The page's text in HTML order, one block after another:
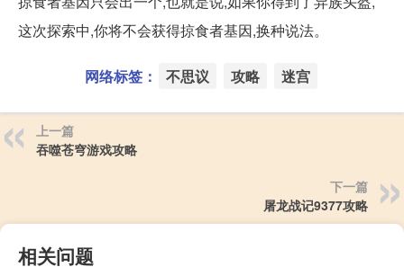
这次探索中,你将不会获得掠食者基因,换种说法。
网络标签： 不思议 攻略 迷宫
上一篇
吞噬苍穹游戏攻略
下一篇
屠龙战记9377攻略
相关问题